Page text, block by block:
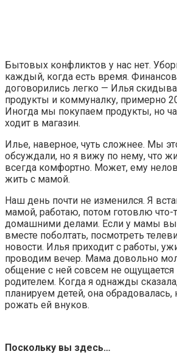
Бытовых конфликтов у нас нет.
каждый, когда есть время.
договорились легко — Илья
продукты и коммуналку, примерно
Иногда мы покупаем продукты, но
ходит в магазин.
Илье, наверное, чуть сложнее. Мы
обсуждали, но я вижу по нему, что
всегда комфортно. Может, ему
жить с мамой.
Наш день почти не изменился. Я
мамой, работаю, потом готовлю что-
домашними делами. Если у мамы
вместе поболтать, посмотреть
новости. Илья приходит с работы,
проводим вечер. Мама довольно
общение с ней совсем не ощущается
родителем. Когда я однажды
планируем детей, она обрадовалась,
рожать ей внуков.
Поскольку вы здесь…